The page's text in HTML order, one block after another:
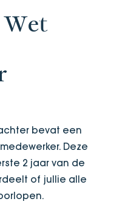
Wet
bevat een
Deze
2 jaar van de
of jullie alle